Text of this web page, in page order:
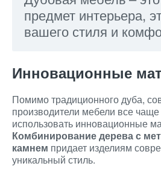
предмет интерьера,
вашего стиля и
Инновационные
Помимо традиционного дуба,
производители мебели все
использовать инновационные
Комбинирование дерева с
камнем придает изделиям
уникальный стиль.